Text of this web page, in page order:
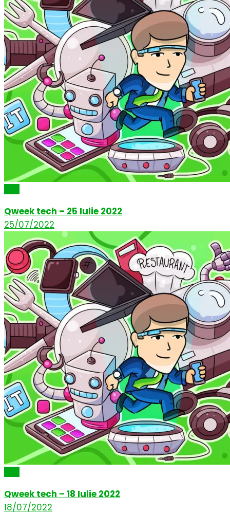
Qweek tech – 25 Iulie 2022
25/07/2022
Qweek tech – 18 Iulie 2022
18/07/2022